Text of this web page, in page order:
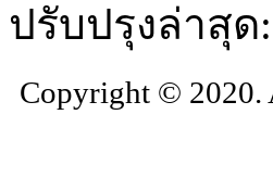
ปรับปรุงล่าสุด:
Copyright © 2020.